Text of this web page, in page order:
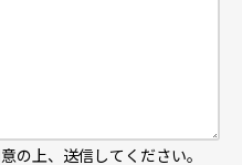
の上、送信してください。